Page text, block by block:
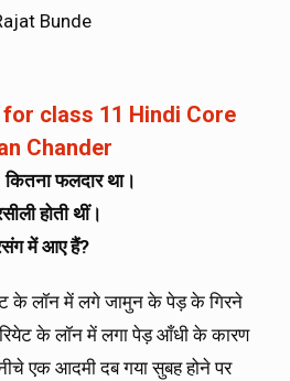
Bunde
for class 11 Hindi Core
Chander
फलदार था।
होती थीं।
में आए हैं?
के लॉन में लगे जामुन के पेड़ के गिरने
के लॉन में लगा पेड़ आँधी के कारण
एक आदमी दब गया सुबह होने पर